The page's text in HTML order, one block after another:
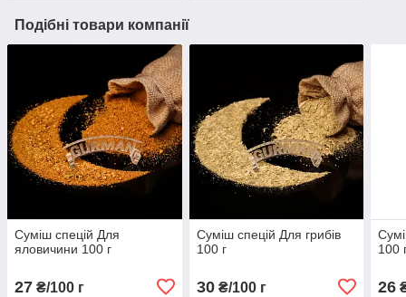
Подібні товари компанії
Суміш спецій Для
яловичини 100 г
27 ₴/100 г
Суміш спецій Для грибів
100 г
30₴/100 г
100
26